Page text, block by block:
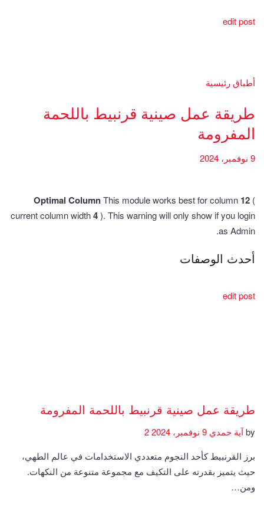
edit post
أطباق رئيسية
طريقة عمل صينية قرنبيط باللحمة
المفرومة
9 نوفمبر، 2024
Optimal ColumnThis module works best for column 12 (
current column width4). This warning will only show if you login
as Admin.
أحدث الوصفات
edit post
طريقة عمل صينية قرنبيط باللحمة المفرومة
byآية حمدي
برز القرنبيط كأحد النجوم متعددي الاستخدامات في عالم الطهي،
حيث يتميز بقدرته على التكيف مع مجموعة متنوعة من النكهات.
ومن…